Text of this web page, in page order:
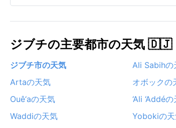
ジブチの主要都市の天気 🇩🇯
ジブチ市の天気 Ali Sabihの
Artaの天気
オボックの
Ouê‘aの天気
‘Ali ‘Addé
Waddiの天気
Yobokiの